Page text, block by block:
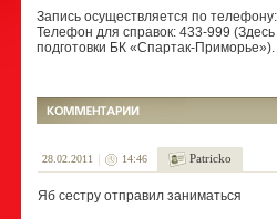
Запись осуществляется по
Телефон для справок: 433-999
подготовки БК «Спартак-Приморье»).
28.02.2011 14:46 Patricko
Яб сестру отправил заниматься